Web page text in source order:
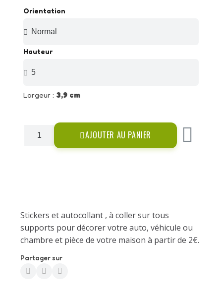
Stickers et autocollant , à coller sur tous
supports pour décorer votre auto, véhicule ou
chambre et pièce de votre maison à partir de 2€.
Orientation
Hauteur
Largeur : 3,9 cm
AJOUTER AU PANIER
Partager sur